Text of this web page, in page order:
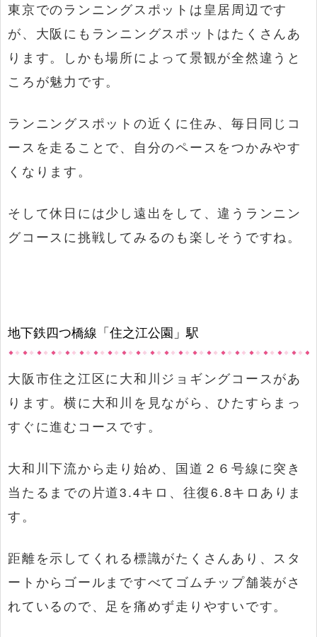
東京でのランニングスポットは皇居周辺です
が、大阪にもランニングスポットはたくさんあ
ります。しかも場所によって景観が全然違うと
ころが魅力です。
ランニングスポットの近くに住み、毎日同じコ
ースを走ることで、自分のペースをつかみやす
くなります。
そして休日には少し遠出をして、違うランニン
グコースに挑戦してみるのも楽しそうですね。
地下鉄四つ橋線「住之江公園」駅
大阪市住之江区に大和川ジョギングコースがあ
ります。横に大和川を見ながら、ひたすらまっ
すぐに進むコースです。
大和川下流から走り始め、国道２６号線に突き
当たるまでの片道3.4キロ、往復6.8キロありま
す。
距離を示してくれる標識がたくさんあり、スタ
ートからゴールまですべてゴムチップ舗装がさ
れているので、足を痛めず走りやすいです。